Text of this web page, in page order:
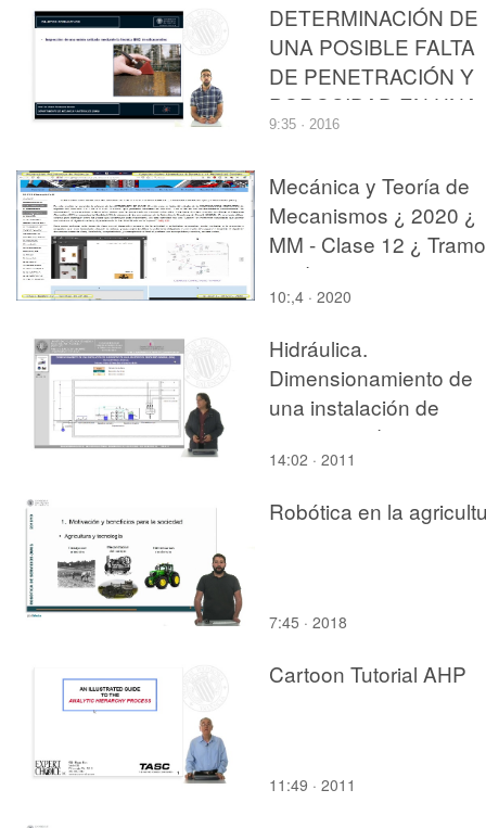
DETERMINACIÓN DE
UNA POSIBLE FALTA
DE PENETRACIÓN Y
POROSIDAD EN UNA
SOLDADURA
ULTRASONIDOS
9:35 · 2016
Mecánica y Teoría de
Mecanismos ¿ 2020 ¿
MM - Clase 12 ¿ Tramo
01 de 08
10:,4 · 2020
Hidráulica.
Dimensionamiento de
una instalación de
suministro de agua en
edificios desde red
abastecimiento
14:02 · 2011
Robótica en la
7:45 · 2018
Cartoon Tutorial AHP
11:49 · 2011